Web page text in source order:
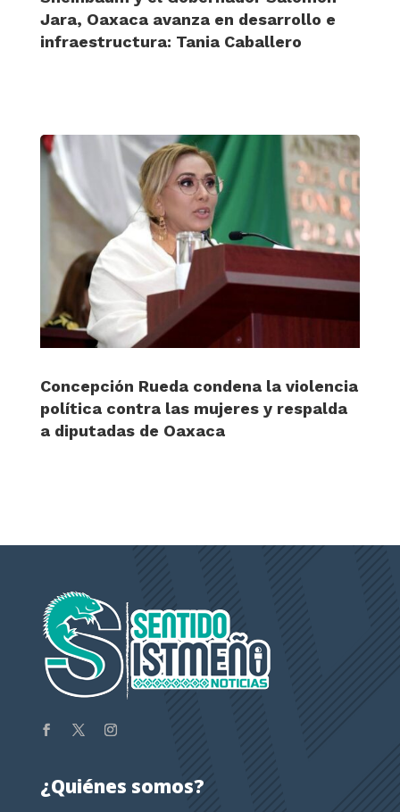
Jara, Oaxaca avanza en desarrollo e
infraestructura: Tania Caballero
Concepción Rueda condena la violencia
política contra las mujeres y respalda
a diputadas de Oaxaca
¿Quiénes somos?